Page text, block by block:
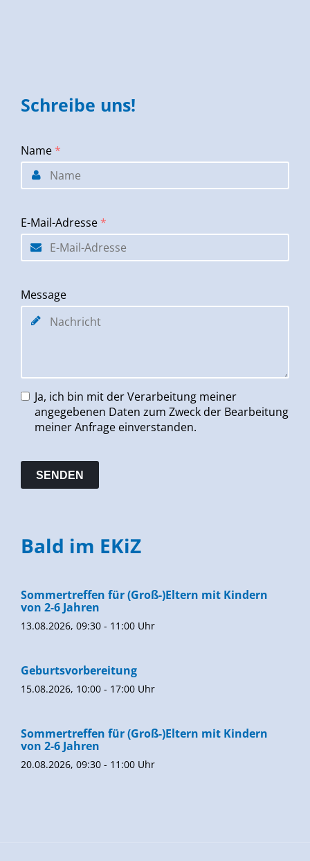
Schreibe uns!
Name *
E-Mail-Adresse *
Message
Ja, ich bin mit der Verarbeitung meiner
angegebenen Daten zum Zweck der Bearbeitung
meiner Anfrage einverstanden.
Bald im EKiZ
Sommertreffen für (Groß-)Eltern mit Kindern
von 2-6 Jahren
13.08.2026, 09:30 - 11:00 Uhr
Geburtsvorbereitung
15.08.2026, 10:00 - 17:00 Uhr
Sommertreffen für (Groß-)Eltern mit Kindern
von 2-6 Jahren
20.08.2026, 09:30 - 11:00 Uhr